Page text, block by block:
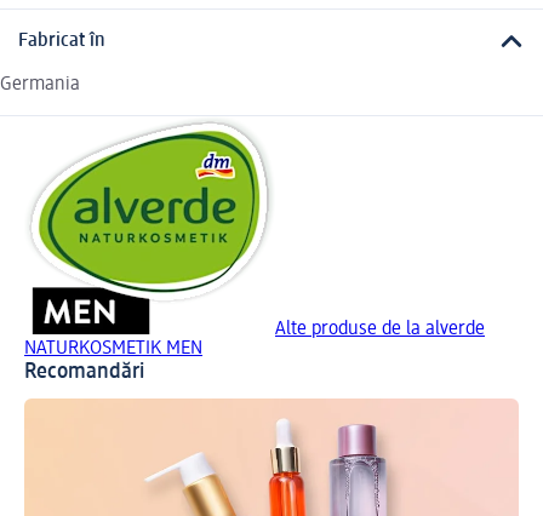
Fabricat în
Germania
Alte produse de la alverde
NATURKOSMETIK MEN
Recomandări